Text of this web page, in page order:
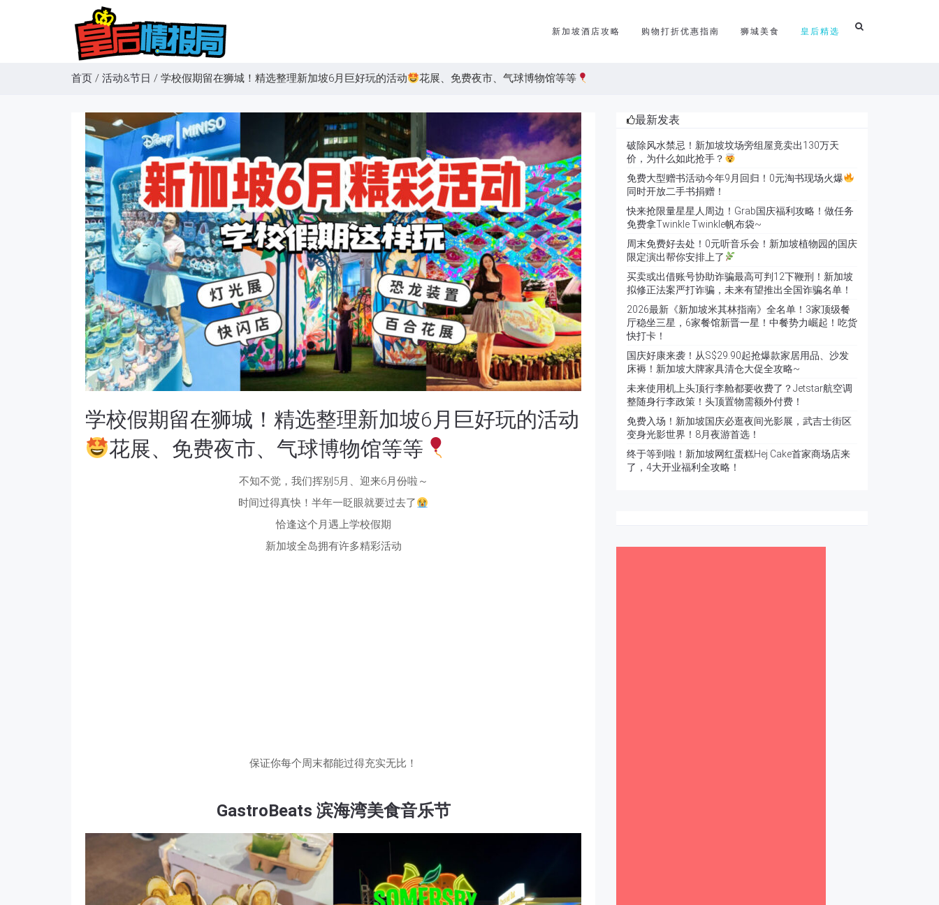
新加坡酒店攻略 购物打折优惠指南 狮城美食 皇后精选
首页 / 活动&节日 / 学校假期留在狮城！精选整理新加坡6月巨好玩的活动 花展、免费夜市、气球博物馆等等
学校假期留在狮城！精选整理新加坡6月巨好玩的活动
花展、免费夜市、气球博物馆等等
不知不觉，我们挥别5月、迎来6月份啦～
时间过得真快！半年一眨眼就要过去了
恰逢这个月遇上学校假期
新加坡全岛拥有许多精彩活动
保证你每个周末都能过得充实无比！
GastroBeats 滨海湾美食音乐节
最新发表
破除风水禁忌！新加坡坟场旁组屋竟卖出130万天
价，为什么如此抢手？
免费大型赠书活动今年9月回归！0元淘书现场火爆
同时开放二手书捐赠！
快来抢限量星星人周边！Grab国庆福利攻略！做任务
免费拿Twinkle Twinkle帆布袋~
周末免费好去处！0元听音乐会！新加坡植物园的国庆
限定演出帮你安排上了
买卖或出借账号协助诈骗最高可判12下鞭刑！新加坡
拟修正法案严打诈骗，未来有望推出全国诈骗名单！
2026最新《新加坡米其林指南》全名单！3家顶级餐
厅稳坐三星，6家餐馆新晋一星！中餐势力崛起！吃货
快打卡！
国庆好康来袭！从S$29.90起抢爆款家居用品、沙发
床褥！新加坡大牌家具清仓大促全攻略~
未来使用机上头顶行李舱都要收费了？Jetstar航空调
整随身行李政策！头顶置物需额外付费！
免费入场！新加坡国庆必逛夜间光影展，武吉士街区
变身光影世界！8月夜游首选！
终于等到啦！新加坡网红蛋糕Hej Cake首家商场店来
了，4大开业福利全攻略！